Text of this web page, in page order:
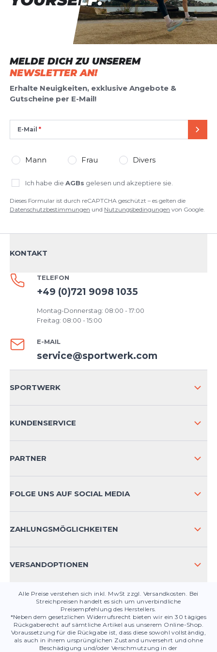
MELDE DICH ZU UNSEREM
NEWSLETTER AN!
Erhalte Neuigkeiten, exklusive Angebote &
Gutscheine per E-Mail!
E-Mail
Mann Frau Divers
Ich habe die AGBs gelesen und akzeptiere sie.
Dieses Formular ist durch reCAPTCHA geschützt – es gelten die
Datenschutzbestimmungen und Nutzungsbedingungen von Google.
KONTAKT
TELEFON
+49 (0)721 9098 1035
Montag-Donnerstag: 08:00 - 17:00
Freitag: 08:00 - 15:00
E-MAIL
service@sportwerk.com
SPORTWERK
KUNDENSERVICE
KONTAKT
PRODUKTSICHERHEIT
PARTNER
FOLGE UNS AUF SOCIAL MEDIA
ZAHLUNGSMÖGLICHKEITEN
VERSANDOPTIONEN
Alle Preise verstehen sich inkl. MwSt zzgl. Versandkosten. Bei
Streichpreisen handelt es sich um unverbindliche
Preisempfehlung des Herstellers.
*Neben dem gesetzlichen Widerrufsrecht bieten wir ein 30 tägiges
Rückgaberecht auf sämtliche Artikel aus unserem Online-Shop.
Voraussetzung für die Rückgabe ist, dass diese sowohl vollständig,
als auch in ihrem ursprünglichen Zustand unversehrt und ohne
Beschädigung und/oder Verschmutzung in der